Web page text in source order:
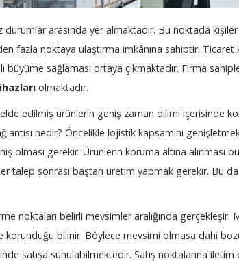
arasında yer almaktadır. Bu noktada kişiler
fazla noktaya ulaştırma imkânına sahiptir. Ticaret
büyüme sağlaması ortaya çıkmaktadır. Firma
olmaktadır.
edilmiş ürünlerin geniş zaman dilimi içerisinde
nedir? Öncelikle lojistik kapsamını
olması gerekir. Ürünlerin koruma altına alınması
talep sonrası baştan üretim yapmak gerekir. Bu
noktaları belirli mevsimler aralığında gerçekleşir.
korunduğu bilinir. Böylece mevsimi olmasa dahi
satışa sunulabilmektedir. Satış noktalarına